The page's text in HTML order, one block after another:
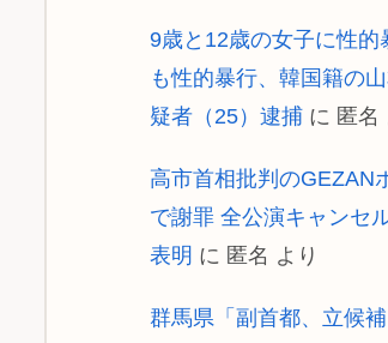
9歳と12歳の女子に性的
も性的暴行、韓国籍の
疑者（25）逮捕 に 匿名
高市首相批判のGEZAN
で謝罪 全公演キャンセ
表明 に 匿名 より
群馬県「副首都、立候